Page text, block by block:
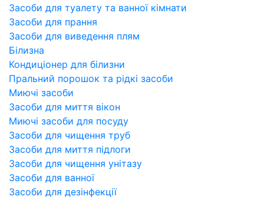
Засоби для туалету та ванної кімнати
Засоби для прання
Засоби для виведення плям
Білизна
Кондиціонер для білизни
Пральний порошок та рідкі засоби
Миючі засоби
Засоби для миття вікон
Миючі засоби для посуду
Засоби для чищення труб
Засоби для миття підлоги
Засоби для чищення унітазу
Засоби для ванної
Засоби для дезінфекції